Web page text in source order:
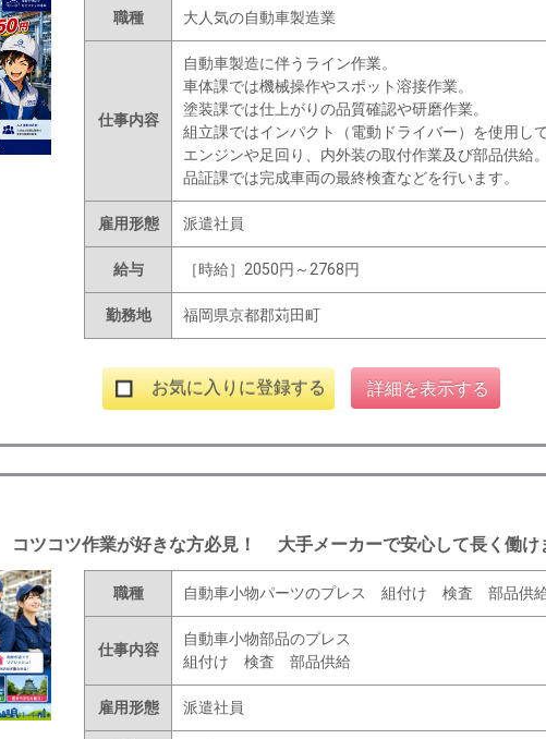
職種 大人気の自動車製造業
仕事内容
自動車製造に伴うライン作業。
車体課では機械操作やスポット溶接作業。
塗装課では仕上がりの品質確認や研磨作業。
組立課ではインパクト（電動ドライバー）を使用し
エンジンや足回り、内外装の取付作業及び部品供給
品証課では完成車両の最終検査などを行います。
雇用形態 派遣社員
給与 ［時給］2050円～2768円
勤務地 福岡県京都郡苅田町
お気に入りに登録する 詳細を表示する
コツコツ作業が好きな方必見！ 大手メーカーで安心して長く働け
職種 自動車小物パーツのプレス 組付け 検査 部品供
仕事内容
自動車小物部品のプレス
組付け 検査 部品供給
雇用形態 派遣社員